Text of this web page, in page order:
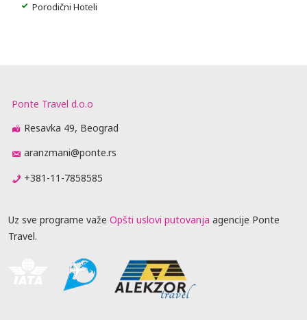
Porodični Hoteli
Ponte Travel d.o.o
Resavka 49, Beograd
aranzmani@ponte.rs
+381-11-7858585
Uz sve programe važe Opšti uslovi putovanja agencije Ponte
Travel.